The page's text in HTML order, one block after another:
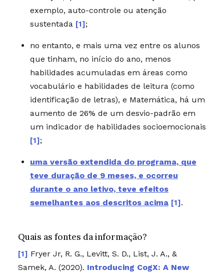
exemplo, auto-controle ou atenção
sustentada [1];
no entanto, e mais uma vez entre os alunos
que tinham, no início do ano, menos
habilidades acumuladas em áreas como
vocabulário e habilidades de leitura (como
identificação de letras), e Matemática, há um
aumento de 26% de um desvio-padrão em
um indicador de habilidades socioemocionais
[1];
uma versão extendida do programa, que
teve duração de 9 meses, e ocorreu
durante o ano letivo, teve efeitos
semelhantes aos descritos acima [1].
Quais as fontes da informação?
Fryer Jr, R. G., Levitt, S. D., List, J. A., &
Samek, A. (2020). Introducing CogX: A New